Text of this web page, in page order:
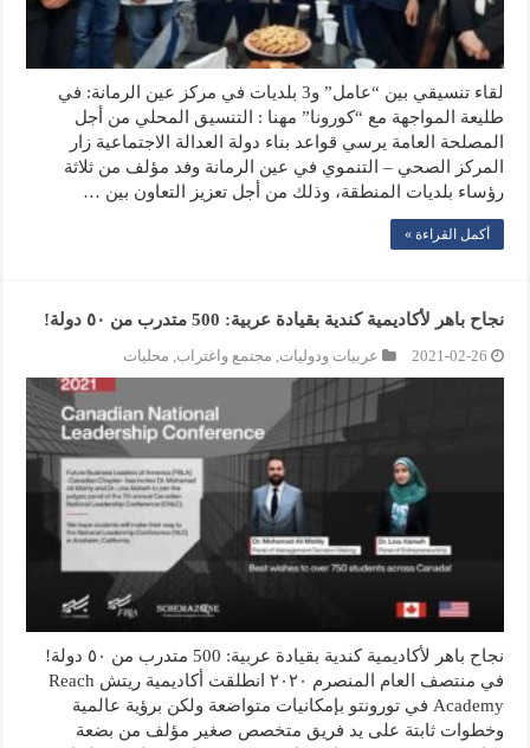
لقاء تنسيقي بين “عامل” و3 بلديات في مركز عين الرمانة: في
طليعة المواجهة مع “كورونا” مهنا : التنسيق المحلي من أجل
المصلحة العامة يرسي قواعد بناء دولة العدالة الاجتماعية زار
المركز الصحي – التنموي في عين الرمانة وفد مؤلف من ثلاثة
رؤساء بلديات المنطقة، وذلك من أجل تعزيز التعاون بين …
أكمل القراءة »
نجاح باهر لأكاديمية كندية بقيادة عربية: 500 متدرب من ٥٠ دولة!
2021-02-26 عربيات ودوليات, مجتمع واغتراب, محليات
نجاح باهر لأكاديمية كندية بقيادة عربية: 500 متدرب من ٥٠ دولة!
في منتصف العام المنصرم ٢٠٢٠ انطلقت أكاديمية ريتش Reach
Academy في تورونتو بإمكانيات متواضعة ولكن برؤية عالمية
وخطوات ثابتة على يد فريق متخصص صغير مؤلف من بضعة